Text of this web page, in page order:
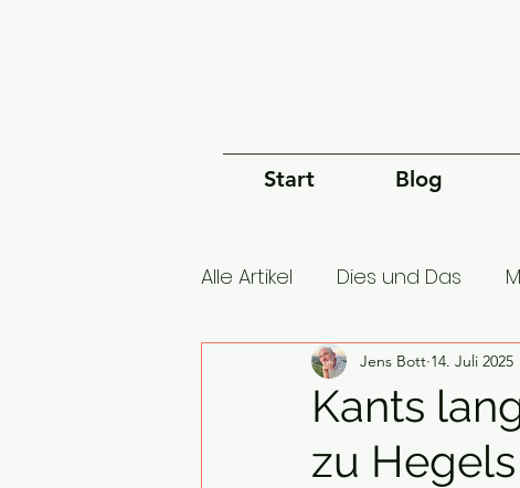
Start Blog
Alle Artikel Dies und Das
Geschichte des Universums
Ökonomie Geschichte
Kants
zu
Jens Bott 14. Juli 2025